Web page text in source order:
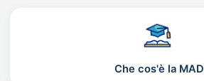
Che cos'è la MAD